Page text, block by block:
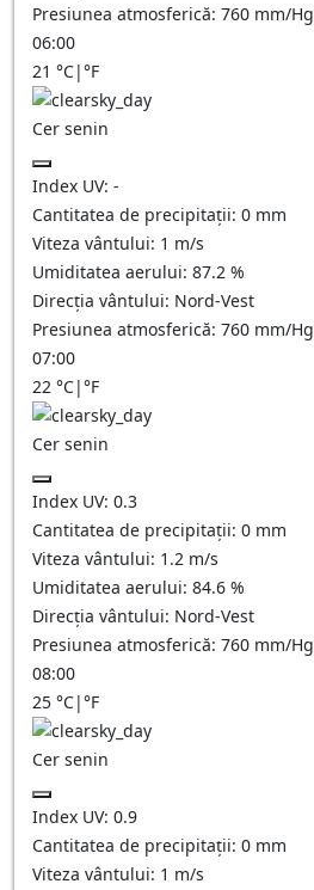
Presiunea atmosferică: 760 mm/Hg
06:00
21 °C|°F
Cer senin
Index UV: -
Cantitatea de precipitații: 0 mm
Viteza vântului: 1 m/s
Umiditatea aerului: 87.2 %
Direcția vântului: Nord-Vest
Presiunea atmosferică: 760 mm/Hg
07:00
22 °C|°F
Cer senin
Index UV: 0.3
Cantitatea de precipitații: 0 mm
Viteza vântului: 1.2 m/s
Umiditatea aerului: 84.6 %
Direcția vântului: Nord-Vest
Presiunea atmosferică: 760 mm/Hg
08:00
25 °C|°F
Cer senin
Index UV: 0.9
Cantitatea de precipitații: 0 mm
Viteza vântului: 1 m/s